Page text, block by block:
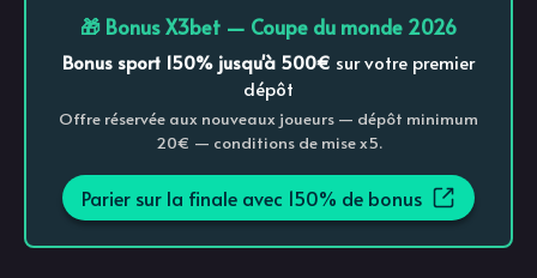
🎁 Bonus X3bet — Coupe du monde 2026
Bonus sport 150% jusqu'à 500€ sur votre premier
dépôt
Offre réservée aux nouveaux joueurs — dépôt minimum
20€ — conditions de mise x5.
Parier sur la finale avec 150% de bonus